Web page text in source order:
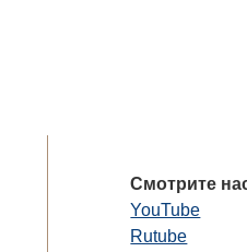
Смотрите
YouTube
Rutube